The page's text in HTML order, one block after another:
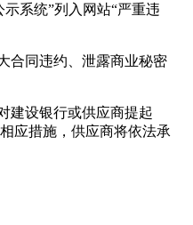
系统”列入网站“严重违
合同违约、泄露商业秘密
建设银行或供应商提起
应措施，供应商将依法承